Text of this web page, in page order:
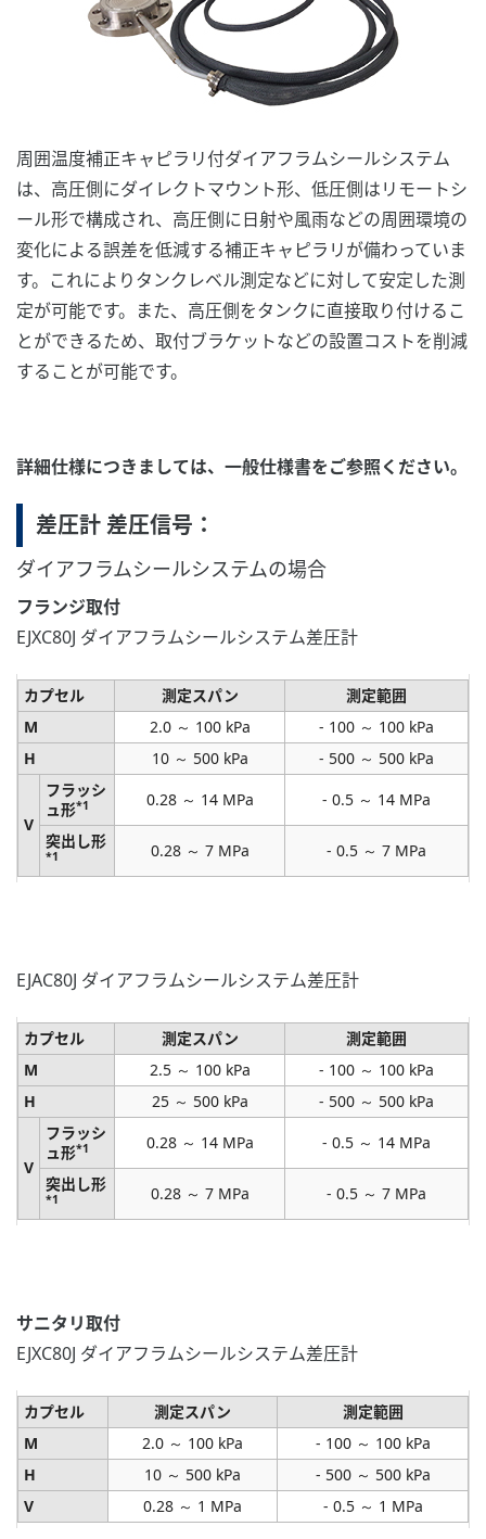
周囲温度補正キャピラリ付ダイアフラムシールシステム
は、高圧側にダイレクトマウント形、低圧側はリモートシ
ール形で構成され、高圧側に日射や風雨などの周囲環境の
変化による誤差を低減する補正キャピラリが備わっていま
す。これによりタンクレベル測定などに対して安定した測
定が可能です。また、高圧側をタンクに直接取り付けるこ
とができるため、取付ブラケットなどの設置コストを削減
することが可能です。
詳細仕様につきましては、一般仕様書をご参照ください。
差圧計 差圧信号：
ダイアフラムシールシステムの場合
フランジ取付
EJXC80J ダイアフラムシールシステム差圧計
カプセル 測定スパン
測定範囲
M
2.0 ～ 100 kPa
- 100 ～ 100 kPa
H
10 ～ 500 kPa - 500 ～ 500 kPa
V
フラッシ
ュ形*1 0.28 ～ 14 MPa
- 0.5 ～ 14 MPa
突出し形
*1 0.28 ～ 7 MPa - 0.5 ～ 7 MPa
EJAC80J ダイアフラムシールシステム差圧計
カプセル 測定スパン
測定範囲
M
2.5 ～ 100 kPa
- 100 ～ 100 kPa
H
25 ～ 500 kPa - 500 ～ 500 kPa
V
フラッシ
ュ形*1 0.28 ～ 14 MPa
- 0.5 ～ 14 MPa
突出し形
*1 0.28 ～ 7 MPa - 0.5 ～ 7 MPa
サニタリ取付
EJXC80J ダイアフラムシールシステム差圧計
カプセル 測定スパン
測定範囲
M
2.0 ～ 100 kPa
- 100 ～ 100 kPa
H
10 ～ 500 kPa
- 500 ～ 500 kPa
V
0.28 ～ 1 MPa - 0.5 ～ 1 MPa